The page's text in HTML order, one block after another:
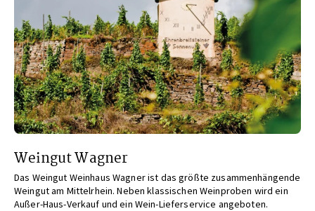
Weingut Wagner
Das Weingut Weinhaus Wagner ist das größte zusammenhängende
Weingut am Mittelrhein. Neben klassischen Weinproben wird ein
Außer-Haus-Verkauf und ein Wein-Lieferservice angeboten.